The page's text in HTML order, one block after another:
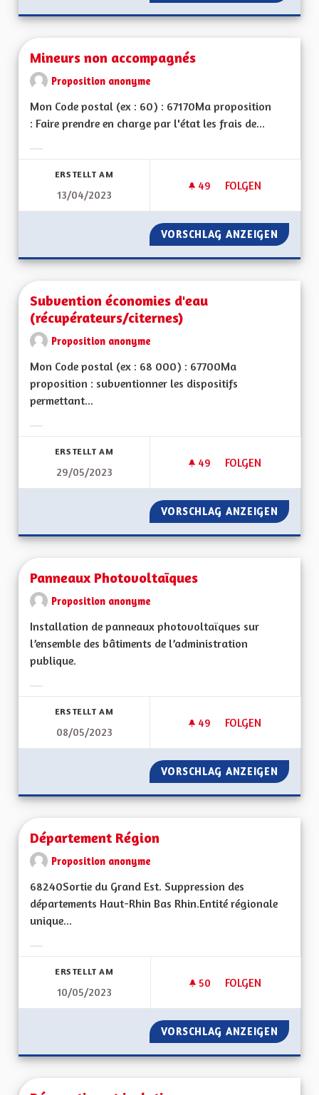
Mineurs non accompagnés
Proposition anonyme
Mon Code postal (ex : 60) : 67170Ma proposition
: Faire prendre en charge par l'état les frais de...
ERSTELLT AM
13/04/2023
49 49 FOLLOWER
FOLGEN
MINEURS NON
VORSCHLAG ANZEIGEN
Subvention économies d'eau
(récupérateurs/citernes)
Proposition anonyme
Mon Code postal (ex : 68 000) : 67700Ma
proposition : subventionner les dispositifs
permettant...
ERSTELLT AM
29/05/2023
49 49 FOLLOWER
FOLGEN
SUBVENTION
VORSCHLAG ANZEIGEN
Panneaux Photovoltaïques
Proposition anonyme
Installation de panneaux photovoltaïques sur
l’ensemble des bâtiments de l’administration
publique.
ERSTELLT AM
08/05/2023
49 49 FOLLOWER
FOLGEN
PANNEAUX
VORSCHLAG ANZEIGEN
Département Région
Proposition anonyme
68240Sortie du Grand Est. Suppression des
départements Haut-Rhin Bas Rhin.Entité régionale
unique...
ERSTELLT AM
10/05/2023
50 50 FOLLOWER
FOLGEN
DÉPARTEMENT
VORSCHLAG ANZEIGEN